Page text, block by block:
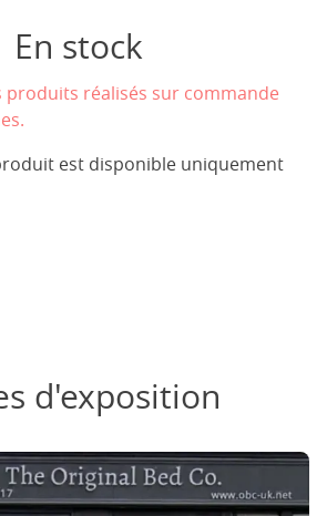
En stock
produits réalisés sur commande
est disponible uniquement
d'exposition